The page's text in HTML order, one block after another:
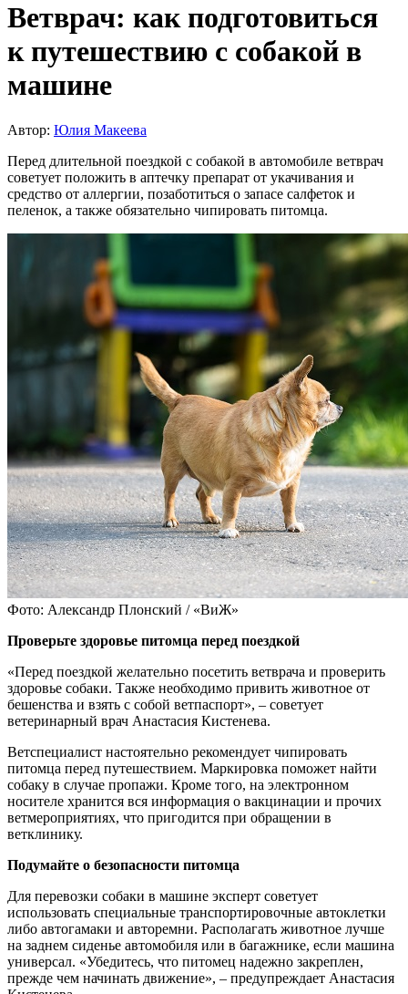
Ветврач: как подготовиться
к путешествию с собакой в
машине
Автор: Юлия Макеева
Перед длительной поездкой с собакой в автомобиле ветврач
советует положить в аптечку препарат от укачивания и
средство от аллергии, позаботиться о запасе салфеток и
пеленок, а также обязательно чипировать питомца.
Фото: Александр Плонский / «ВиЖ»
Проверьте здоровье питомца перед поездкой
«Перед поездкой желательно посетить ветврача и проверить
здоровье собаки. Также необходимо привить животное от
бешенства и взять с собой ветпаспорт», – советует
ветеринарный врач Анастасия Кистенева.
Ветспециалист настоятельно рекомендует чипировать
питомца перед путешествием. Маркировка поможет найти
собаку в случае пропажи. Кроме того, на электронном
носителе хранится вся информация о вакцинации и прочих
ветмероприятиях, что пригодится при обращении в
ветклинику.
Подумайте о безопасности питомца
Для перевозки собаки в машине эксперт советует
использовать специальные транспортировочные автоклетки
либо автогамаки и авторемни. Располагать животное лучше
на заднем сиденье автомобиля или в багажнике, если машина
универсал. «Убедитесь, что питомец надежно закреплен,
прежде чем начинать движение», – предупреждает Анастасия